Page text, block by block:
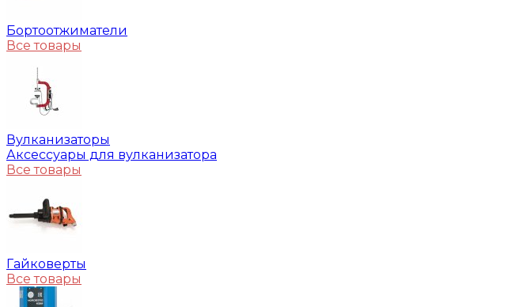
Бортоотжиматели
Все товары
Вулканизаторы
Аксессуары для вулканизатора
Все товары
Гайковерты
Все товары